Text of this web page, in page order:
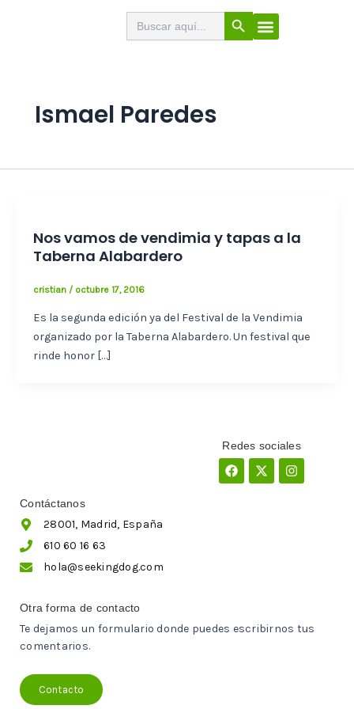
Menú
Buscar: Botón de búsqueda
Ismael Paredes
Nos vamos de vendimia y tapas a la
Taberna Alabardero
cristian / octubre 17, 2016
Es la segunda edición ya del Festival de la Vendimia
organizado por la Taberna Alabardero. Un festival que
rinde honor […]
Redes sociales
Facebook
X-
twitter
Instagram
Contáctanos
28001, Madrid, España
610 60 16 63
hola@seekingdog.com
Otra forma de contacto
Te dejamos un formulario donde puedes escribirnos tus
comentarios.
Contacto